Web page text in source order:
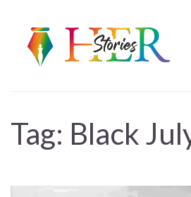
Tag: Black